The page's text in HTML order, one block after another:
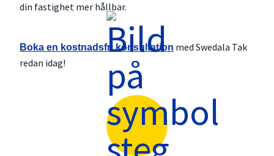
din fastighet mer hållbar.
Boka en kostnadsfri konsultation med Swedala Tak
redan idag!